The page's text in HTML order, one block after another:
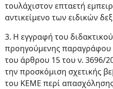
τουλάχιστον επταετή
αντικείμενο των ειδικών
3. Η εγγραφή του
προηγούμενης
του άρθρου 15 του ν. 3696/
την προσκόμιση σχετικής
του ΚΕΜΕ περί